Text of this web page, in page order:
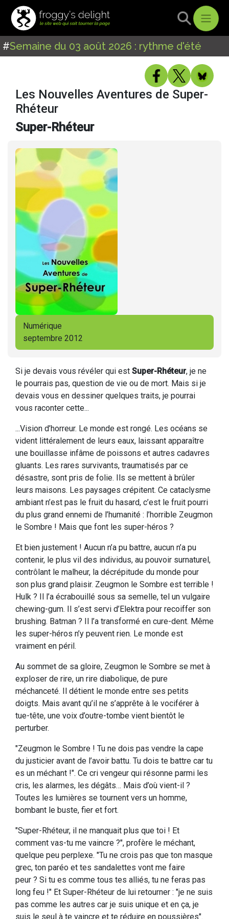
#Semaine du 03 août 2026 : rythme d'été
Les Nouvelles Aventures de Super-
Rhéteur
Super-Rhéteur
Numérique
septembre 2012
Si je devais vous révéler qui est Super-Rhéteur, je ne
le pourrais pas, question de vie ou de mort. Mais si je
devais vous en dessiner quelques traits, je pourrai
vous raconter cette...
...Vision d’horreur. Le monde est rongé. Les océans se
vident littéralement de leurs eaux, laissant apparaître
une bouillasse infâme de poissons et autres cadavres
gluants. Les rares survivants, traumatisés par ce
désastre, sont pris de folie. Ils se mettent à brûler
leurs maisons. Les paysages crépitent. Ce cataclysme
ambiant n’est pas le fruit du hasard, c’est le fruit pourri
du plus grand ennemi de l’humanité : l’horrible Zeugmon
le Sombre ! Mais que font les super-héros ?
Et bien justement ! Aucun n’a pu battre, aucun n’a pu
contenir, le plus vil des individus, au pouvoir surnaturel,
contrôlant le malheur, la décrépitude du monde pour
son plus grand plaisir. Zeugmon le Sombre est terrible !
Hulk ? Il l’a écrabouillé sous sa semelle, tel un vulgaire
chewing-gum. Il s’est servi d’Elektra pour recoiffer son
brushing. Batman ? Il l’a transformé en cure-dent. Même
les super-héros n’y peuvent rien. Le monde est
vraiment en péril.
Au sommet de sa gloire, Zeugmon le Sombre se met à
exploser de rire, un rire diabolique, de pure
méchanceté. Il détient le monde entre ses petits
doigts. Mais avant qu’il ne s’apprête à le vociférer à
tue-tête, une voix d’outre-tombe vient bientôt le
perturber.
"Zeugmon le Sombre ! Tu ne dois pas vendre la cape
du justicier avant de l’avoir battu. Tu dois te battre car tu
es un méchant !". Ce cri vengeur qui résonne parmi les
cris, les alarmes, les dégâts… Mais d’où vient-il ?
Toutes les lumières se tournent vers un homme,
bombant le buste, fier et fort.
"Super-Rhéteur, il ne manquait plus que toi ! Et
comment vas-tu me vaincre ?", profère le méchant,
quelque peu perplexe. "Tu ne crois pas que ton masque
grec, ton paréo et tes sandalettes vont me faire
peur ? Si tu es comme tous tes alliés, tu ne feras pas
long feu !" Et Super-Rhéteur de lui retourner : "je ne suis
pas comme les autres car je suis unique et en ça, je
suis le seul à te vaincre et te réduire en poussières".